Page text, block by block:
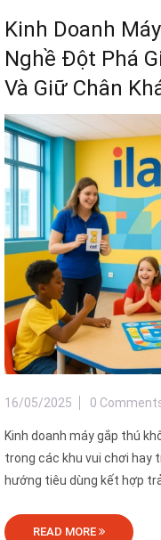
Kinh Doanh
Nghề Đột Phá
Và Giữ Chân
16/05/2025 0
Kinh doanh máy gắp thú
trong các khu vui chơi hay
hướng tiêu dùng kết hợp
READ MORE